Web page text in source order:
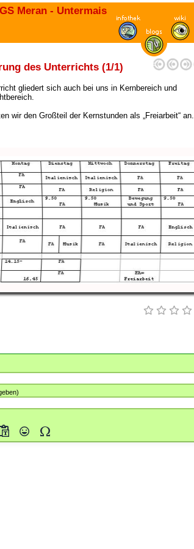
Meran - Untermais
des Unterrichts (1/1)
gliedert sich auch bei uns in Kernbereich und
wir den Großteil der Kernstunden als „Freiarbeit“ an.